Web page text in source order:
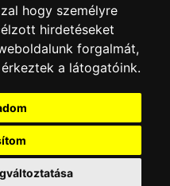
azt azittolvasható
be.
dátuma:
HIRDETÉS
- 2026 Szeki.hu
hogy személyre
hirdetéseket
forgalmát,
a látogatóink.